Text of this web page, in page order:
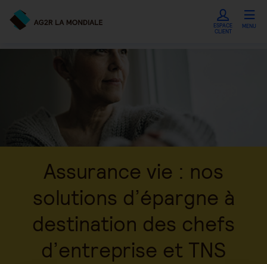
ESPACE
CLIENT
MENU
Assurance vie : nos
solutions d’épargne à
destination des chefs
d’entreprise et TNS